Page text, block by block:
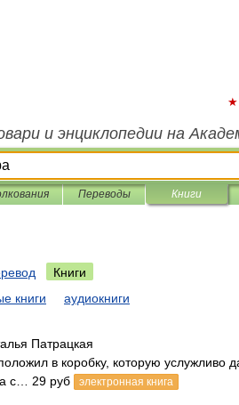
и энциклопедии на
Переводы Книги
Книги
книги аудиокниги
Патрацкая
в коробку, которую
с… 29 руб
электронная книга